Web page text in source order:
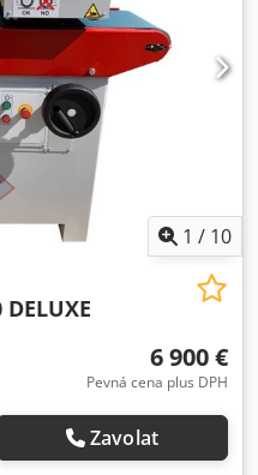
min. - Pracovní výška
hubice 2 x 120 mm -
/ 50Hz - Celkové
V=1650 mm - Hmotnost
1 / 10
6 900 €
Pevná cena plus DPH
Zavolat